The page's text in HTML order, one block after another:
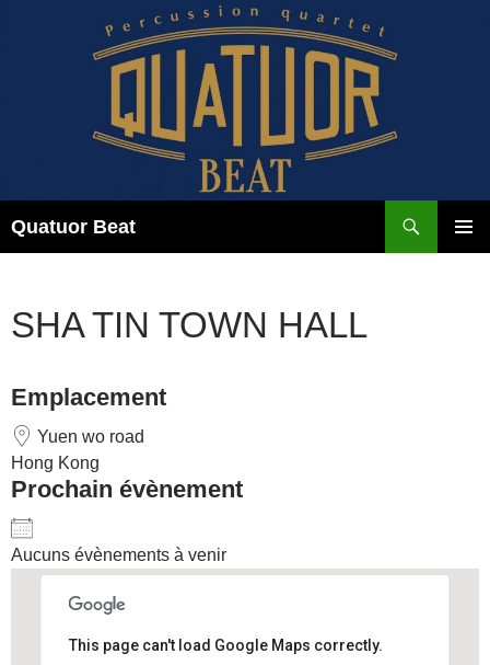
Quatuor Beat
SHA TIN TOWN HALL
Emplacement
Yuen wo road
Hong Kong
Prochain évènement
Aucuns évènements à venir
This page can't load Google Maps correctly.